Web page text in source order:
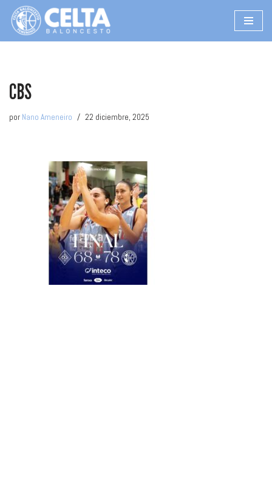
Saltar
CBS
por Nano Ameneiro 22 diciembre, 2025